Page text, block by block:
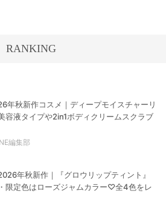
RANKING
年秋新作コスメ｜ディープモイスチャーリ
容液タイプや2in1ボディクリームスクラブ
編集部
年秋新作｜『グロウリップティント』
限定色はローズジャムカラー♡全4色をレ